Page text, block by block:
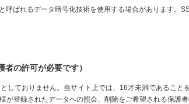
呼ばれるデータ暗号化技術を使用する場合があります
の許可が必要です）
しておりません。当サイト上では、16才未満であるこ
登録されたデータへの照会、削除をご希望される保護